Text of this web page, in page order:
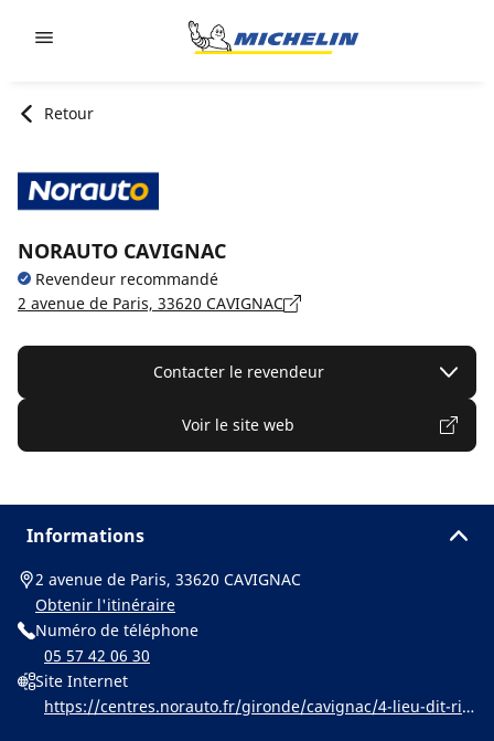
Retour
NORAUTO CAVIGNAC
Revendeur recommandé
2 avenue de Paris, 33620 CAVIGNAC
Contacter le revendeur
Voir le site web
Informations
2 avenue de Paris, 33620 CAVIGNAC
Obtenir l'itinéraire
Numéro de téléphone
05 57 42 06 30
Site Internet
https://centres.norauto.fr/gironde/cavignac/4-lieu-dit-rill